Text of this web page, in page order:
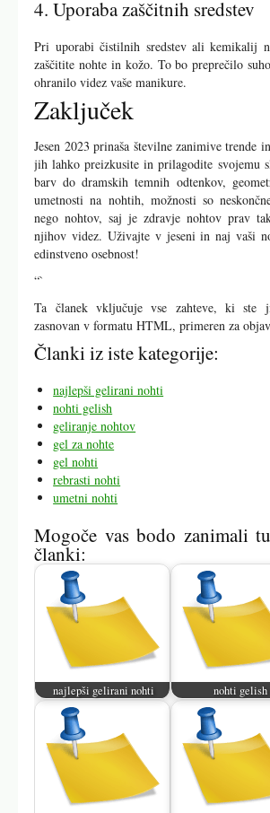
4. Uporaba zaščitnih sredstev
Pri uporabi čistilnih sredstev ali kemikalij
zaščitite nohte in kožo. To bo preprečilo
ohranilo videz vaše manikure.
Zaključek
Jesen 2023 prinaša številne zanimive trende
jih lahko preizkusite in prilagodite svojemu
barv do dramskih temnih odtenkov,
umetnosti na nohtih, možnosti so
nego nohtov, saj je zdravje nohtov prav
njihov videz. Uživajte v jeseni in naj vaši
edinstveno osebnost!
“`
Ta članek vključuje vse zahteve, ki
zasnovan v formatu HTML, primeren za
Članki iz iste kategorije:
najlepši gelirani nohti
nohti gelish
geliranje nohtov
gel za nohte
gel nohti
rebrasti nohti
umetni nohti
Mogoče vas bodo zanimali
članki:
najlepši gelirani nohti nohti gelish